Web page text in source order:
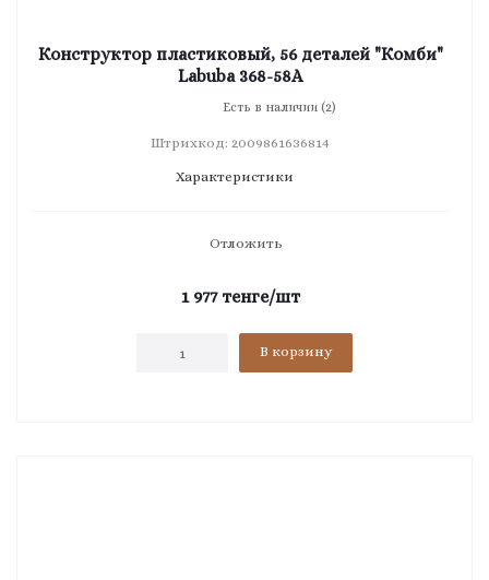
Конструктор пластиковый, 56 деталей "Комби"
Labuba 368-58А
Есть в наличии (2)
Штрихкод: 2009861636814
Характеристики
Отложить
1 977тенге/шт
В корзину